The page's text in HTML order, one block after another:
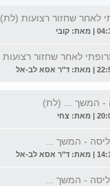
לאחר שחזור רצועות (לת)
- המשך ... (לת)